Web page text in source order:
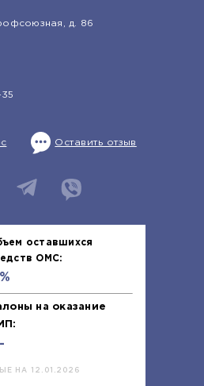
д. 86
Оставить отзыв
оставшихся
ОМС:
на оказание
НА 12.01.2026